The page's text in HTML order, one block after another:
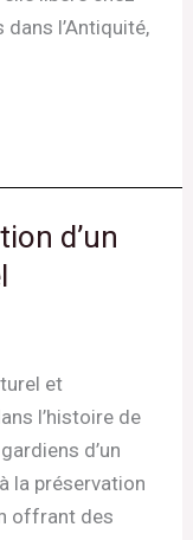
l’Antiquité,
d’un
et
l’histoire de
d’un
la préservation
offrant des